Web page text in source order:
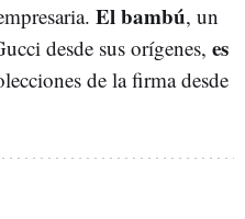
El bambú, un
desde sus orígenes, es
de la firma desde